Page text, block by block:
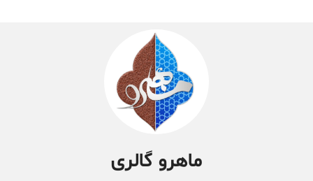
ماهرو گالری